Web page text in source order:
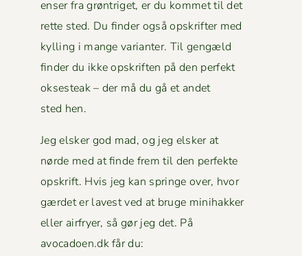
enser fra grøn­triget, er du kom­met til det
rette sted. Du find­er også opskrifter med
kylling i mange vari­anter. Til gengæld
find­er du ikke opskriften på den per­fekt
okses­teak – der må du gå et andet
sted hen.
Jeg elsker god mad, og jeg elsker at
nørde med at finde frem til den per­fek­te
opskrift. Hvis jeg kan springe over, hvor
gærdet er lavest ved at bruge mini­hakker
eller air­fry­er, så gør jeg det. På
avocadoen.dk får du: